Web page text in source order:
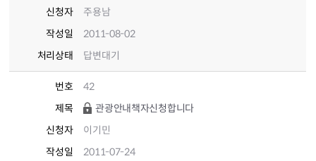
신청자
주용남
작성일
2011-08-02
처리상태
답변대기
번호
42
제목
관광안내책자신청합니다
신청자
이기민
작성일
2011-07-24